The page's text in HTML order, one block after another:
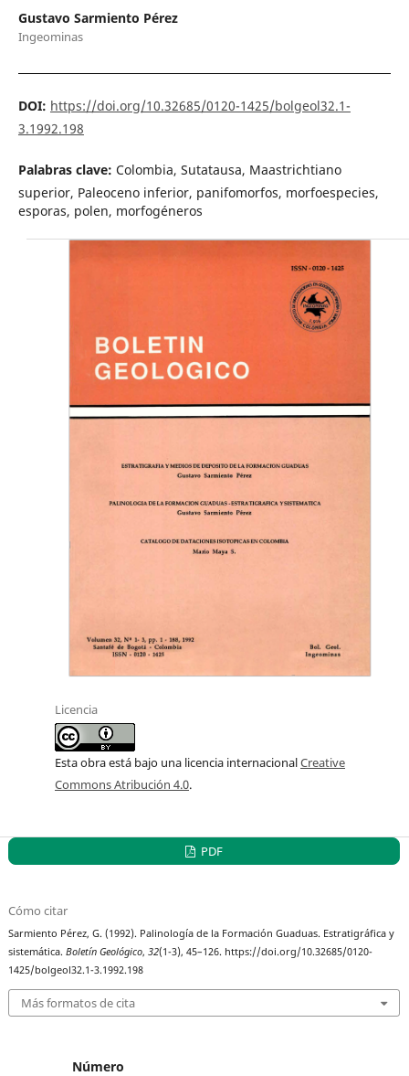
Gustavo Sarmiento Pérez
Ingeominas
DOI: https://doi.org/10.32685/0120-1425/bolgeol32.1-
3.1992.198
Palabras clave: Colombia, Sutatausa, Maastrichtiano
superior, Paleoceno inferior, panifomorfos, morfoespecies,
esporas, polen, morfogéneros
Licencia
Esta obra está bajo una licencia internacionalCreative
Commons Atribución 4.0.
PDF
Cómo citar
Sarmiento Pérez, G. (1992). Palinología de la Formación Guaduas. Estratigráfica y
sistemática.Boletín Geológico,32(1-3), 45–126. https://doi.org/10.32685/0120-
1425/bolgeol32.1-3.1992.198
Más formatos de cita
Número